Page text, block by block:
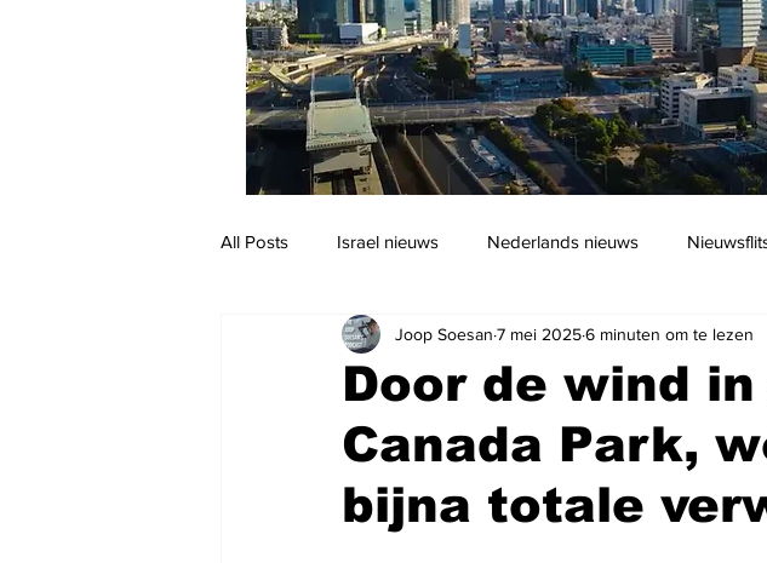
All Posts Israel nieuws Nederlands nieuws
Jodendom en cultuur Podcast
Door de wind
Canada Park,
bijna totale
Joop Soesan 7 mei 20256 minuten om te lezen